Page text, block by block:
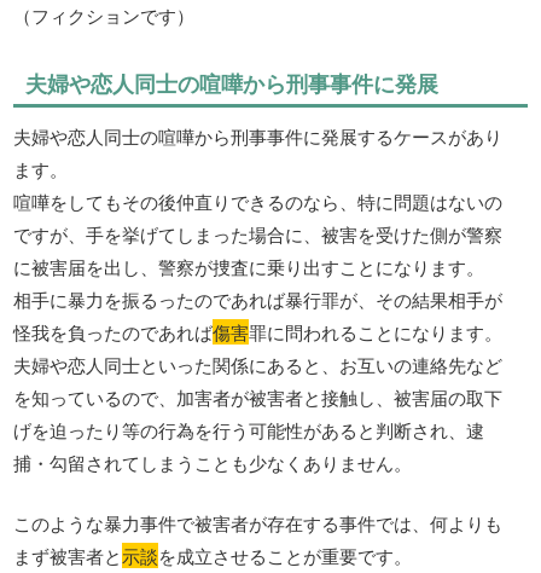
（フィクションです）
夫婦や恋人同士の喧嘩から刑事事件に発展
夫婦や恋人同士の喧嘩から刑事事件に発展するケースがあり
ます。
喧嘩をしてもその後仲直りできるのなら、特に問題はないの
ですが、手を挙げてしまった場合に、被害を受けた側が警察
に被害届を出し、警察が捜査に乗り出すことになります。
相手に暴力を振るったのであれば暴行罪が、その結果相手が
怪我を負ったのであれば傷害罪に問われることになります。
夫婦や恋人同士といった関係にあると、お互いの連絡先など
を知っているので、加害者が被害者と接触し、被害届の取下
げを迫ったり等の行為を行う可能性があると判断され、逮
捕・勾留されてしまうことも少なくありません。
このような暴力事件で被害者が存在する事件では、何よりも
まず被害者と示談を成立させることが重要です。